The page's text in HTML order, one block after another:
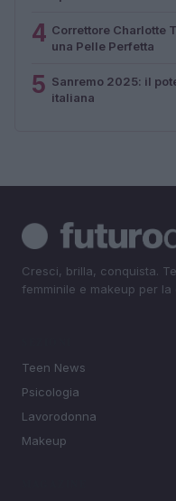
4 Correttore Charlotte
una Pelle Perfetta
5 Sanremo 2025: il
italiana
Cresci, brilla, conquista.
femminile e makeup per la
Teen News
Psicologia
Lavorodonna
Makeup